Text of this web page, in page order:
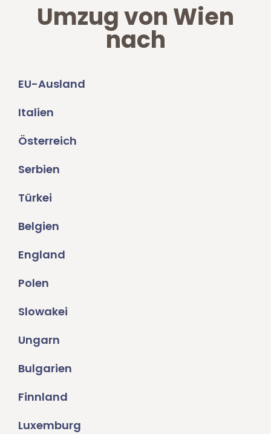
Umzug von Wien
nach
EU-Ausland
Italien
Österreich
Serbien
Türkei
Belgien
England
Polen
Slowakei
Ungarn
Bulgarien
Finnland
Luxemburg